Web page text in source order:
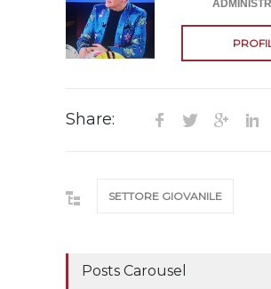
Share:
SETTORE GIOVANILE
Posts Carousel